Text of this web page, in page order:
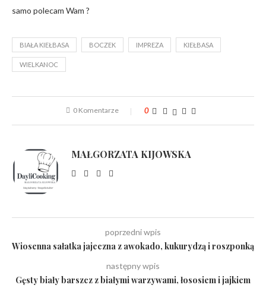
samo polecam Wam ?
BIAŁA KIEŁBASA BOCZEK IMPREZA KIEŁBASA
WIELKANOC
0 Komentarze 0
MAŁGORZATA KIJOWSKA
poprzedni wpis
Wiosenna sałatka jajeczna z awokado, kukurydzą i roszponką
następny wpis
Gęsty biały barszcz z białymi warzywami, łososiem i jajkiem